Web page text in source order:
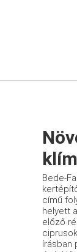
Bede-
című
helyett
előző
írásban